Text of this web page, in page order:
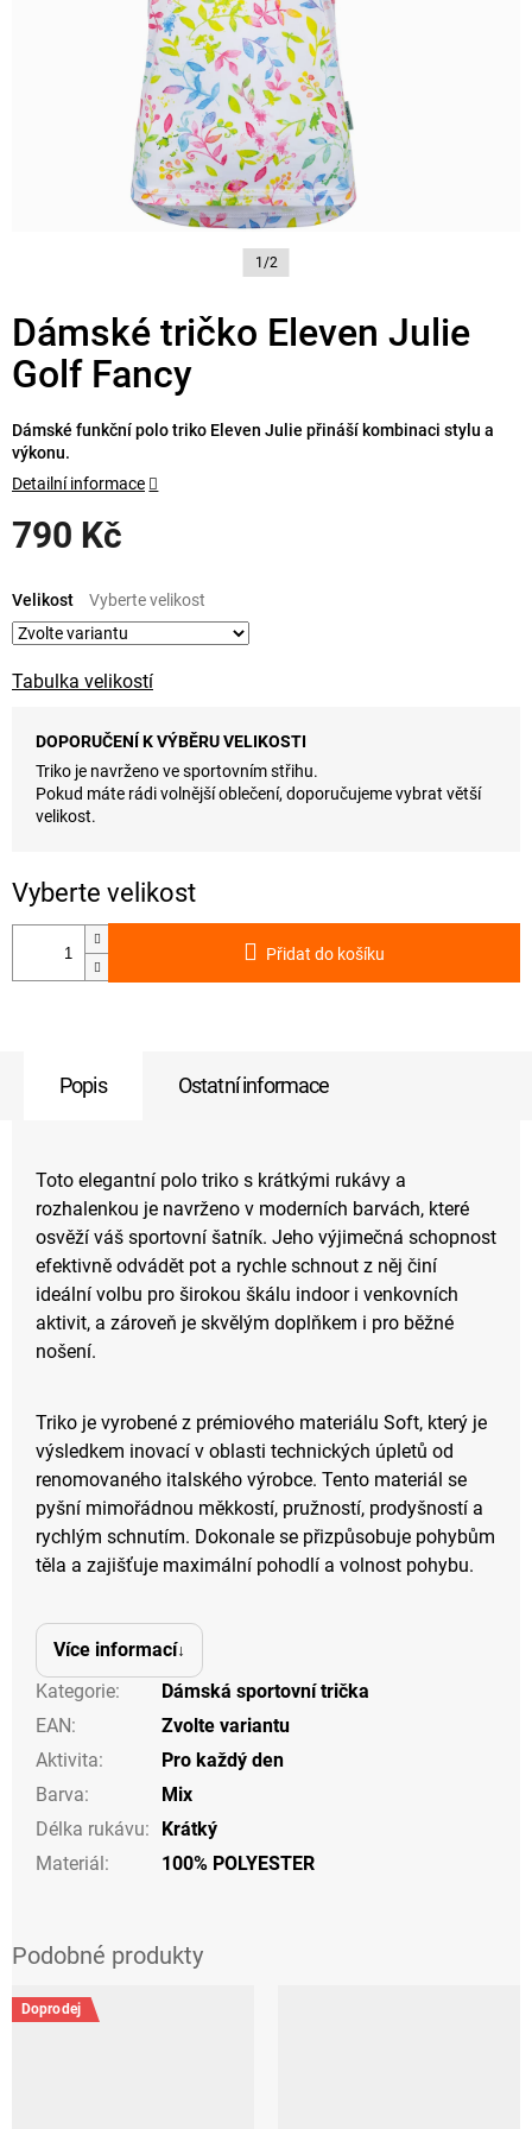
1/2
Dámské tričko Eleven Julie
Golf Fancy
790 Kč
cena:
Tabulka velikostí
DOPORUČENÍ K VÝBĚRU VELIKOSTI
Triko je navrženo ve sportovním střihu.
Pokud máte rádi volnější oblečení, doporučujeme vybrat větší
velikost.
Velikost
Přidat do košíku
Dámské funkční polo triko Eleven Julie přináší kombinaci stylu a
výkonu.
Detailní informace
Popis Ostatní informace
Toto elegantní polo triko s krátkými rukávy a
rozhalenkou je navrženo v moderních barvách, které
osvěží váš sportovní šatník. Jeho výjimečná schopnost
efektivně odvádět pot a rychle schnout z něj činí
ideální volbu pro širokou škálu indoor i venkovních
aktivit, a zároveň je skvělým doplňkem i pro běžné
nošení.
Triko je vyrobené z prémiového materiálu Soft, který je
výsledkem inovací v oblasti technických úpletů od
renomovaného italského výrobce. Tento materiál se
pyšní mimořádnou měkkostí, pružností, prodyšností a
rychlým schnutím. Dokonale se přizpůsobuje pohybům
těla a zajišťuje maximální pohodlí a volnost pohybu.
Více informací
Kategorie:
Dámská sportovní trička
EAN:
Zvolte variantu
Aktivita:
Pro každý den
Barva:
Mix
Délka rukávu:
Krátký
Materiál: 100% POLYESTER
Doprodej